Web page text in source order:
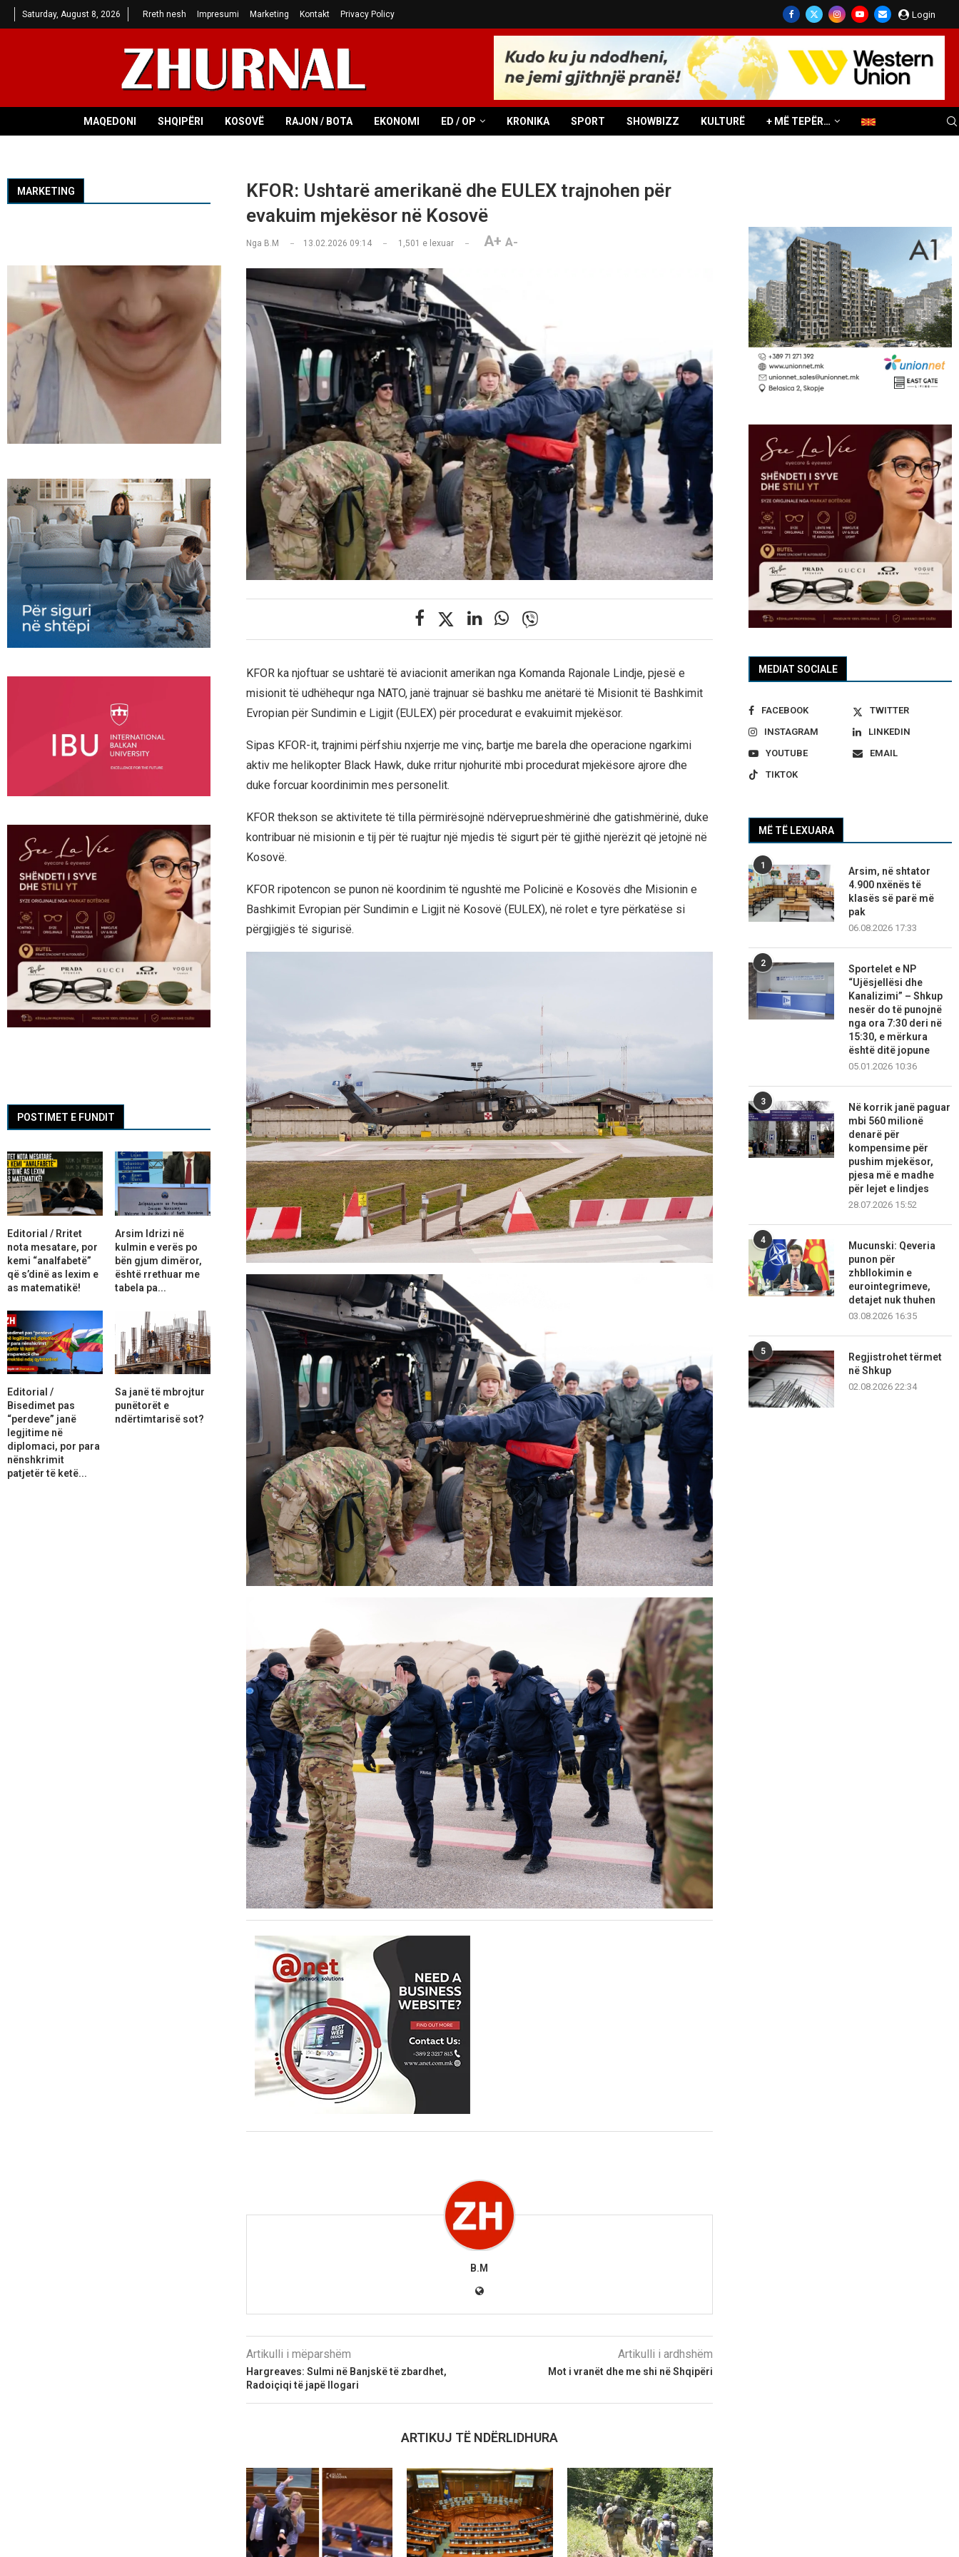
Saturday, August 8, 2026 Rreth nesh Impresumi Marketing Kontakt Privacy Policy Login
MAQEDONI SHQIPËRI KOSOVË RAJON / BOTA EKONOMI ED / OP KRONIKA SPORT SHOWBIZZ KULTURË + MË TEPËR…
KFOR: Ushtarë amerikanë dhe EULEX trajnohen për
evakuim mjekësor në Kosovë
Nga B.M 13.02.2026 09:14 1,501 e lexuar A+ A-
KFOR ka njoftuar se ushtarë të aviacionit amerikan nga Komanda Rajonale Lindje, pjesë e
misionit të udhëhequr nga NATO, janë trajnuar së bashku me anëtarë të Misionit të Bashkimit
Evropian për Sundimin e Ligjit (EULEX) për procedurat e evakuimit mjekësor.
Sipas KFOR-it, trajnimi përfshiu nxjerrje me vinç, bartje me barela dhe operacione ngarkimi
aktiv me helikopter Black Hawk, duke rritur njohuritë mbi procedurat mjekësore ajrore dhe
duke forcuar koordinimin mes personelit.
KFOR thekson se aktivitete të tilla përmirësojnë ndërveprueshmërinë dhe gatishmërinë, duke
kontribuar në misionin e tij për të ruajtur një mjedis të sigurt për të gjithë njerëzit që jetojnë në
Kosovë.
KFOR ripotencon se punon në koordinim të ngushtë me Policinë e Kosovës dhe Misionin e
Bashkimit Evropian për Sundimin e Ligjit në Kosovë (EULEX), në rolet e tyre përkatëse si
përgjigjës të sigurisë.
B.M
Artikulli i mëparshëm
Hargreaves: Sulmi në Banjskë të zbardhet,
Radoiçiqi të japë llogari
Artikulli i ardhshëm
Mot i vranët dhe me shi në Shqipëri
ARTIKUJ TË NDËRLIDHURA
MEDIAT SOCIALE
FACEBOOK
TWITTER
INSTAGRAM
LINKEDIN
YOUTUBE
EMAIL
TIKTOK
MË TË LEXUARA
1
Arsim, në shtator
4.900 nxënës të
klasës së parë më
pak
06.08.2026 17:33
2
Sportelet e NP
“Ujësjellësi dhe
Kanalizimi” – Shkup
nesër do të punojnë
nga ora 7:30 deri në
15:30, e mërkura
është ditë jopune
05.01.2026 10:36
3
Në korrik janë paguar
mbi 560 milionë
denarë për
kompensime për
pushim mjekësor,
pjesa më e madhe
për lejet e lindjes
28.07.2026 15:52
4
Mucunski: Qeveria
punon për
zhbllokimin e
eurointegrimeve,
detajet nuk thuhen
03.08.2026 16:35
5
Regjistrohet tërmet
në Shkup
02.08.2026 22:34
MARKETING
POSTIMET E FUNDIT
Editorial / Rritet
nota mesatare, por
kemi “analfabetë”
që s’dinë as lexim e
as matematikë!
Arsim Idrizi në
kulmin e verës po
bën gjum dimëror,
është rrethuar me
tabela pa...
Editorial /
Bisedimet pas
“perdeve” janë
legjitime në
diplomaci, por para
nënshkrimit
patjetër të ketë...
Sa janë të mbrojtur
punëtorët e
ndërtimtarisë sot?